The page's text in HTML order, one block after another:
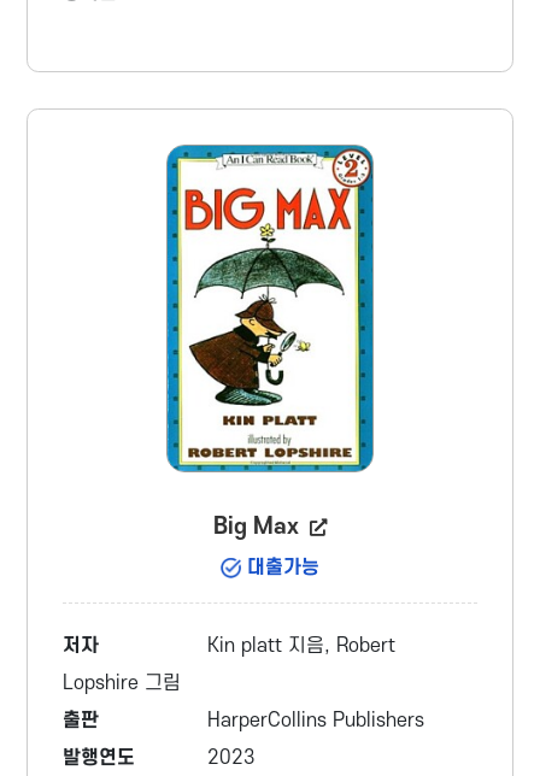
Big Max
대출가능
저자
Kin platt 지음, Robert
Lopshire 그림
출판
HarperCollins Publishers
발행연도
2023